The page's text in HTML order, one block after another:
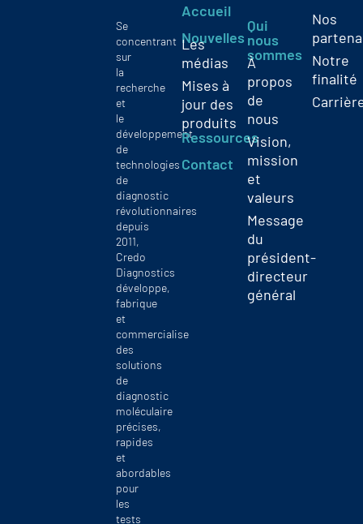
Se
concentrant
sur
la
recherche
et
le
développement
de
technologies
de
diagnostic
révolutionnaires
depuis
2011,
Credo
Diagnostics
développe,
fabrique
et
commercialise
des
solutions
de
diagnostic
moléculaire
précises,
rapides
et
abordables
pour
les
tests
Accueil
Nouvelles
Les
médias
Mises à
jour des
produits
Ressources
Contact
Qui
nous
sommes
À
propos
de
nous
Vision,
mission
et
valeurs
Message
du
président-
directeur
général
Nos
Notre
finalité